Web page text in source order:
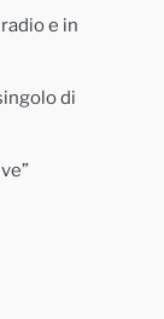
e in
di